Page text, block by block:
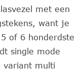
met een
want je
of 6 honderdste
single mode
variant multi